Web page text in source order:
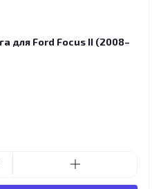
для Ford Focus II (2008–